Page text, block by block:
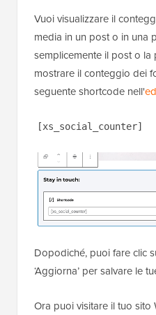
Vuoi visualizzare il
media in un post o in una
semplicemente il post o
mostrare il conteggio dei
seguente shortcode nell'
[xs_social_counter]
Dopodiché, puoi fare clic
‘Aggiorna’ per salvare le
Ora puoi visitare il tuo